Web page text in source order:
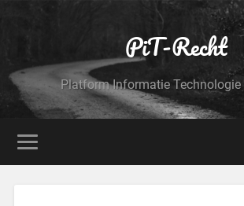
PiT-Recht
Platform Informatie Technologie